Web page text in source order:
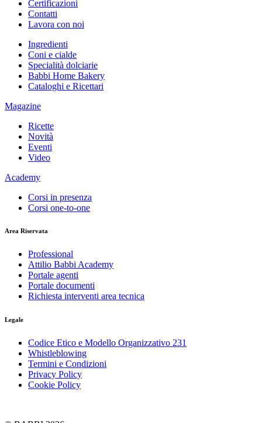
Certificazioni
Contatti
Lavora con noi
Ingredienti
Coni e cialde
Specialità dolciarie
Babbi Home Bakery
Cataloghi e Ricettari
Magazine
Ricette
Novità
Eventi
Video
Academy
Corsi in presenza
Corsi one-to-one
Area Riservata
Professional
Attilio Babbi Academy
Portale agenti
Portale documenti
Richiesta interventi area tecnica
Legale
Codice Etico e Modello Organizzativo 231
Whistleblowing
Termini e Condizioni
Privacy Policy
Cookie Policy